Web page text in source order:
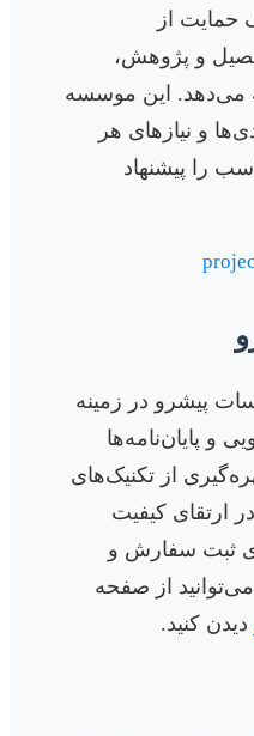
حمایت از
و پژوهش،
می‌دهد. این موسسه
و نیازهای هر
را پیشنهاد
پیشرو در زمینه
و پایان‌نامه‌ها
از تکنیک‌های
ارتقای کیفیت
ثبت سفارش و
از صفحه
دیدن کنید.